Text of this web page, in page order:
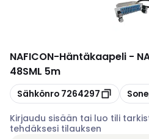
NAFICON-Häntäkaapeli -
48SML 5m
Kopioi
Sähkönro 7264297 Kopioi
Kirjaudu sisään tai luo tili
tehdäksesi tilauksen